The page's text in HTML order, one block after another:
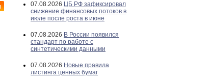
07.08.2026 ЦБ РФ зафиксировал
снижение финансовых потоков в
июле после роста в июне
07.08.2026 В России появился
стандарт по работе с
синтетическими данными
07.08.2026 Новые правила
листинга ценных бумаг